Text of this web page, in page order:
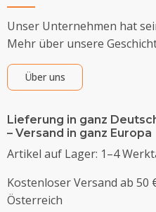
Unser Unternehmen hat
Mehr über unsere
Über uns
Lieferung in ganz
– Versand in ganz Europa
Artikel auf Lager: 1–4
Kostenloser Versand ab 50
Österreich